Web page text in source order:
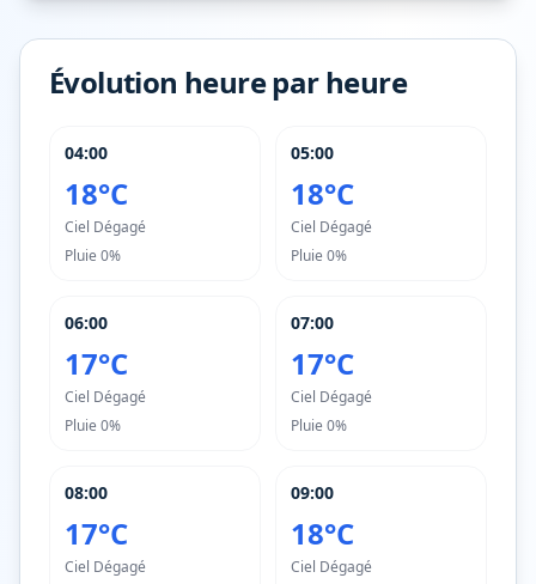
Évolution heure par heure
04:00
18°C
Ciel Dégagé
Pluie 0%
05:00
18°C
Ciel Dégagé
Pluie 0%
06:00
17°C
Ciel Dégagé
Pluie 0%
07:00
17°C
Ciel Dégagé
Pluie 0%
08:00
17°C
Ciel Dégagé
09:00
18°C
Ciel Dégagé